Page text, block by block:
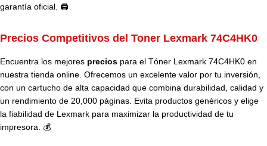
garantía oficial. 🖨️
Precios Competitivos del Toner Lexmark 74C4HK0
Encuentra los mejores precios para el Tóner Lexmark 74C4HK0 en
nuestra tienda online. Ofrecemos un excelente valor por tu inversión,
con un cartucho de alta capacidad que combina durabilidad, calidad y
un rendimiento de 20,000 páginas. Evita productos genéricos y elige
la fiabilidad de Lexmark para maximizar la productividad de tu
impresora. 💰